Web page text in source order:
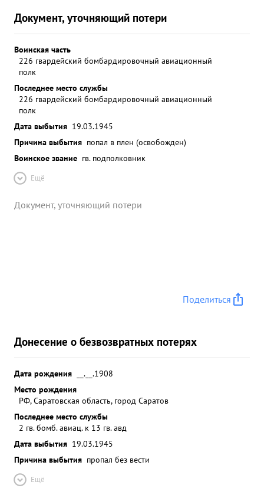
Документ, уточняющий потери
Воинская часть
226 гвардейский бомбардировочный авиационный
полк
Последнее место службы
226 гвардейский бомбардировочный авиационный
полк
Дата выбытия 19.03.1945
Причина выбытия попал в плен (освобожден)
Воинское звание гв. подполковник
Ещё
Документ, уточняющий потери
Поделиться
Донесение о безвозвратных потерях
Дата рождения
__.__.1908
Место рождения
РФ, Саратовская область, город Саратов
Последнее место службы
2 гв. бомб. авиац. к 13 гв. авд
Дата выбытия 19.03.1945
Причина выбытия пропал без вести
Ещё